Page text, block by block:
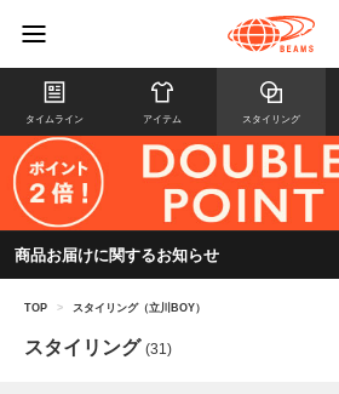
タイムライン アイテム スタイリング
商品お届けに関するお知らせ
TOP > スタイリング（立川BOY）
スタイリング (31)